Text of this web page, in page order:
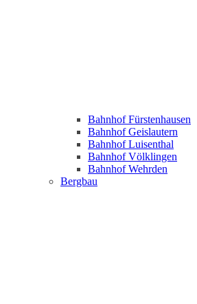
Bahnhof Fürstenhausen
Bahnhof Geislautern
Bahnhof Luisenthal
Bahnhof Völklingen
Bahnhof Wehrden
Bergbau